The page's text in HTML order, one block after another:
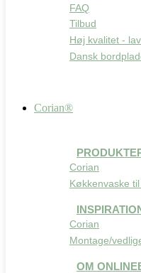
FAQ
Tilbud
Høj kvalitet -
Dansk
Corian®
Corian
Køkkenvaske
Corian
Montage/
OM